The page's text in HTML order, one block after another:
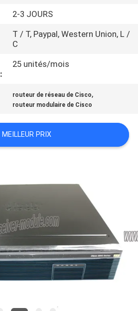
2-3 JOURS
T / T, Paypal, Western Union, L /
C
25 unités/mois
routeur de réseau de Cisco,
routeur modulaire de Cisco
MEILLEUR PRIX